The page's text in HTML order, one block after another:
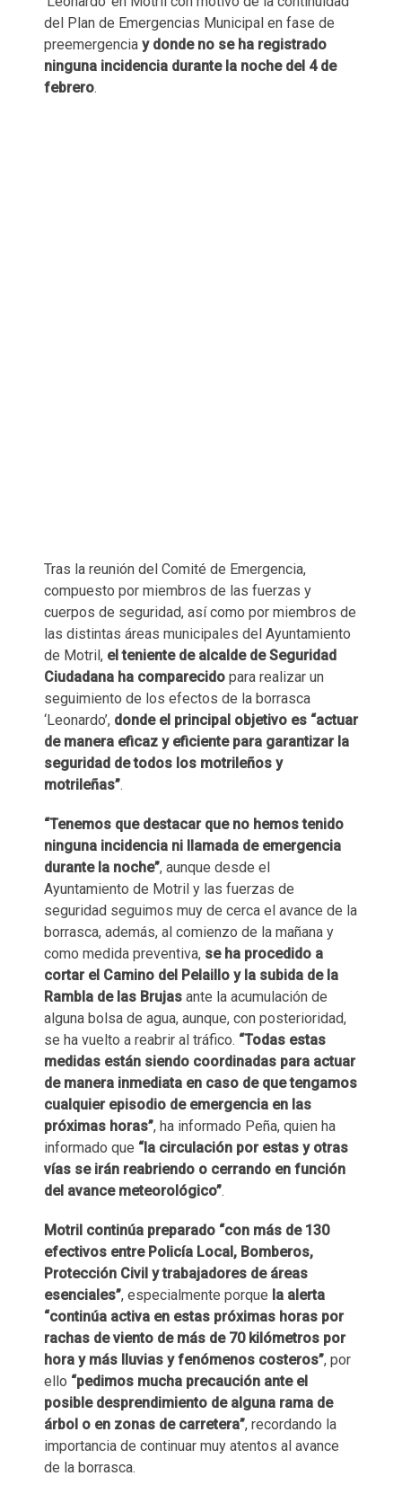
del Plan de Emergencias Municipal en fase de
preemergencia y donde no se ha registrado
ninguna incidencia durante la noche del 4 de
febrero.
Tras la reunión del Comité de Emergencia,
compuesto por miembros de las fuerzas y
cuerpos de seguridad, así como por miembros de
las distintas áreas municipales del Ayuntamiento
de Motril, el teniente de alcalde de Seguridad
Ciudadana ha comparecido para realizar un
seguimiento de los efectos de la borrasca
‘Leonardo’, donde el principal objetivo es “actuar
de manera eficaz y eficiente para garantizar la
seguridad de todos los motrileños y
motrileñas”.
“Tenemos que destacar que no hemos tenido
ninguna incidencia ni llamada de emergencia
durante la noche”, aunque desde el
Ayuntamiento de Motril y las fuerzas de
seguridad seguimos muy de cerca el avance de la
borrasca, además, al comienzo de la mañana y
como medida preventiva, se ha procedido a
cortar el Camino del Pelaillo y la subida de la
Rambla de las Brujas ante la acumulación de
alguna bolsa de agua, aunque, con posterioridad,
se ha vuelto a reabrir al tráfico. “Todas estas
medidas están siendo coordinadas para actuar
de manera inmediata en caso de que tengamos
cualquier episodio de emergencia en las
próximas horas”, ha informado Peña, quien ha
informado que “la circulación por estas y otras
vías se irán reabriendo o cerrando en función
del avance meteorológico”.
Motril continúa preparado “con más de 130
efectivos entre Policía Local, Bomberos,
Protección Civil y trabajadores de áreas
esenciales”, especialmente porque la alerta
“continúa activa en estas próximas horas por
rachas de viento de más de 70 kilómetros por
hora y más lluvias y fenómenos costeros”, por
ello “pedimos mucha precaución ante el
posible desprendimiento de alguna rama de
árbol o en zonas de carretera”, recordando la
importancia de continuar muy atentos al avance
de la borrasca.